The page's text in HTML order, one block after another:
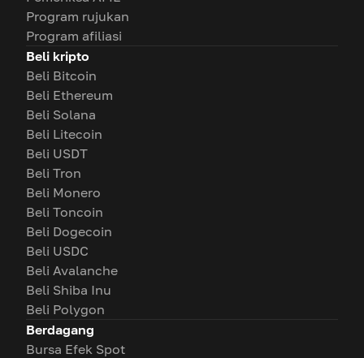
Program rujukan
Program afiliasi
Beli kripto
Beli Bitcoin
Beli Ethereum
Beli Solana
Beli Litecoin
Beli USDT
Beli Tron
Beli Monero
Beli Toncoin
Beli Dogecoin
Beli USDC
Beli Avalanche
Beli Shiba Inu
Beli Polygon
Berdagang
Bursa Efek Spot